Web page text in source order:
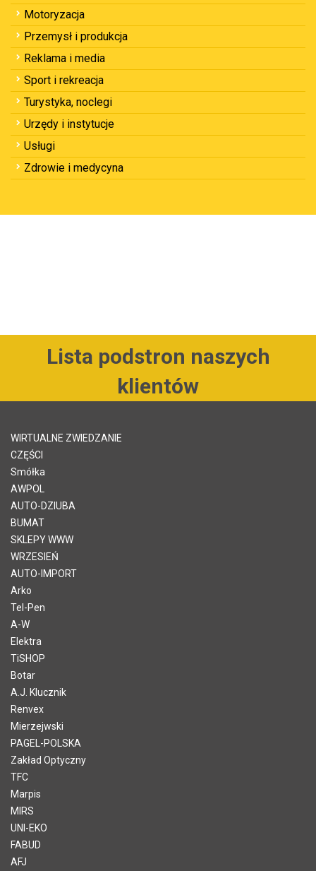
Motoryzacja
Przemysł i produkcja
Reklama i media
Sport i rekreacja
Turystyka, noclegi
Urzędy i instytucje
Usługi
Zdrowie i medycyna
Lista podstron naszych
klientów
WIRTUALNE ZWIEDZANIE
CZĘŚCI
Smółka
AWPOL
AUTO-DZIUBA
BUMAT
SKLEPY WWW
WRZESIEŃ
AUTO-IMPORT
Arko
Tel-Pen
A-W
Elektra
TiSHOP
Botar
A.J. Klucznik
Renvex
Mierzejwski
PAGEL-POLSKA
Zakład Optyczny
TFC
Marpis
MIRS
UNI-EKO
FABUD
AFJ